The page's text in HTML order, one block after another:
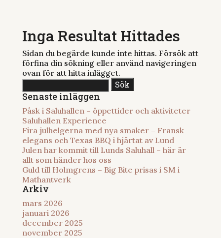
Inga Resultat Hittades
Sidan du begärde kunde inte hittas. Försök att
förfina din sökning eller använd navigeringen
ovan för att hitta inlägget.
Sök
efter:
Senaste inläggen
Påsk i Saluhallen – öppettider och aktiviteter
Saluhallen Experience
Fira julhelgerna med nya smaker – Fransk
elegans och Texas BBQ i hjärtat av Lund
Julen har kommit till Lunds Saluhall – här är
allt som händer hos oss
Guld till Holmgrens – Big Bite prisas i SM i
Mathantverk
Arkiv
mars 2026
januari 2026
december 2025
november 2025